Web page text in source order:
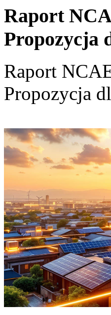
Raport
Propozycja
Raport
Propozycja